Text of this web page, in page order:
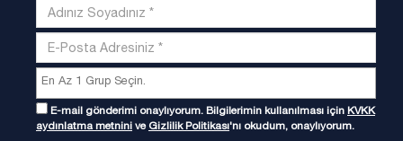
E-mail gönderimi onaylıyorum. Bilgilerimin kullanılması için KVKK
aydınlatma metnini ve Gizlilik Politikası'nı okudum, onaylıyorum.